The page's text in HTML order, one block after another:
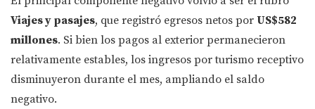
Viajes y pasajes, que registró egresos netos por US$582
millones. Si bien los pagos al exterior permanecieron
relativamente estables, los ingresos por turismo receptivo
disminuyeron durante el mes, ampliando el saldo
negativo.